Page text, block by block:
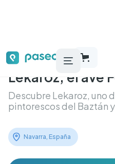
Lekaroz, el ave
Descubre Lekaroz, uno
pintorescos del Baztán
Navarra, España